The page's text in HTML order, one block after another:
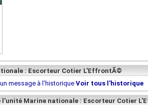
: Escorteur Cotier L'EffrontÃ©
message à l'historique Voir tous l'historique
l'unité Marine nationale : Escorteur Cotier